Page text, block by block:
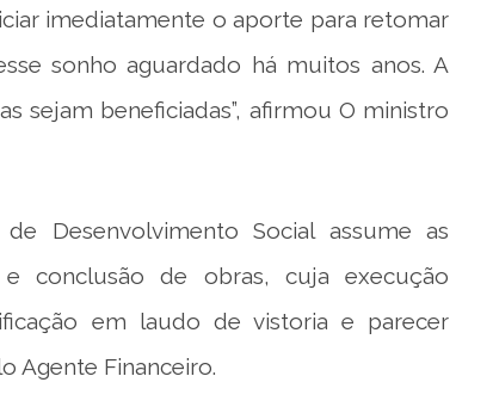
imediatamente o aporte para retomar
sonho aguardado há muitos anos. A
sejam beneficiadas”, afirmou O ministro
Desenvolvimento Social assume as
conclusão de obras, cuja execução
em laudo de vistoria e parecer
Agente Financeiro.